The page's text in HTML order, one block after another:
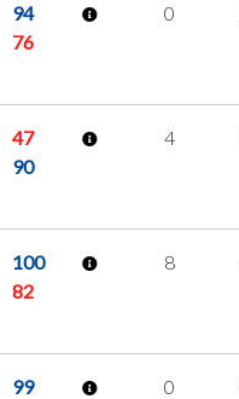
94
76
0
47
90
4
100
82
8
99
0